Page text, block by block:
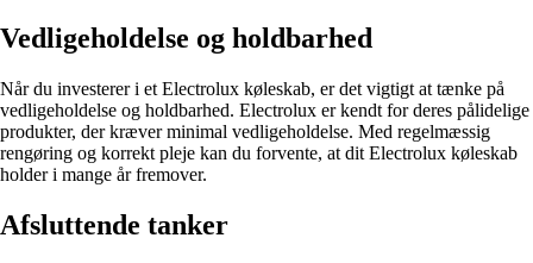
Vedligeholdelse og holdbarhed
Når du investerer i et Electrolux køleskab, er det vigtigt at tænke på
vedligeholdelse og holdbarhed. Electrolux er kendt for deres pålidelige
produkter, der kræver minimal vedligeholdelse. Med regelmæssig
rengøring og korrekt pleje kan du forvente, at dit Electrolux køleskab
holder i mange år fremover.
Afsluttende tanker